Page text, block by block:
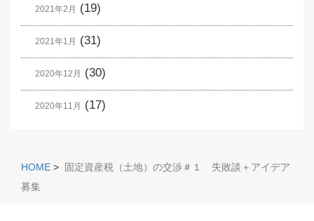
2021年2月 (19)
2021年1月 (31)
2020年12月 (30)
2020年11月 (17)
HOME >
固定資産税（土地）の交渉＃１ 失敗談＋アイデア
募集